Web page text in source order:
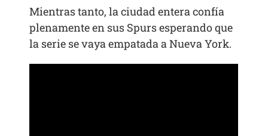
Mientras tanto, la ciudad entera confía
plenamente en sus Spurs esperando que
la serie se vaya empatada a Nueva York.